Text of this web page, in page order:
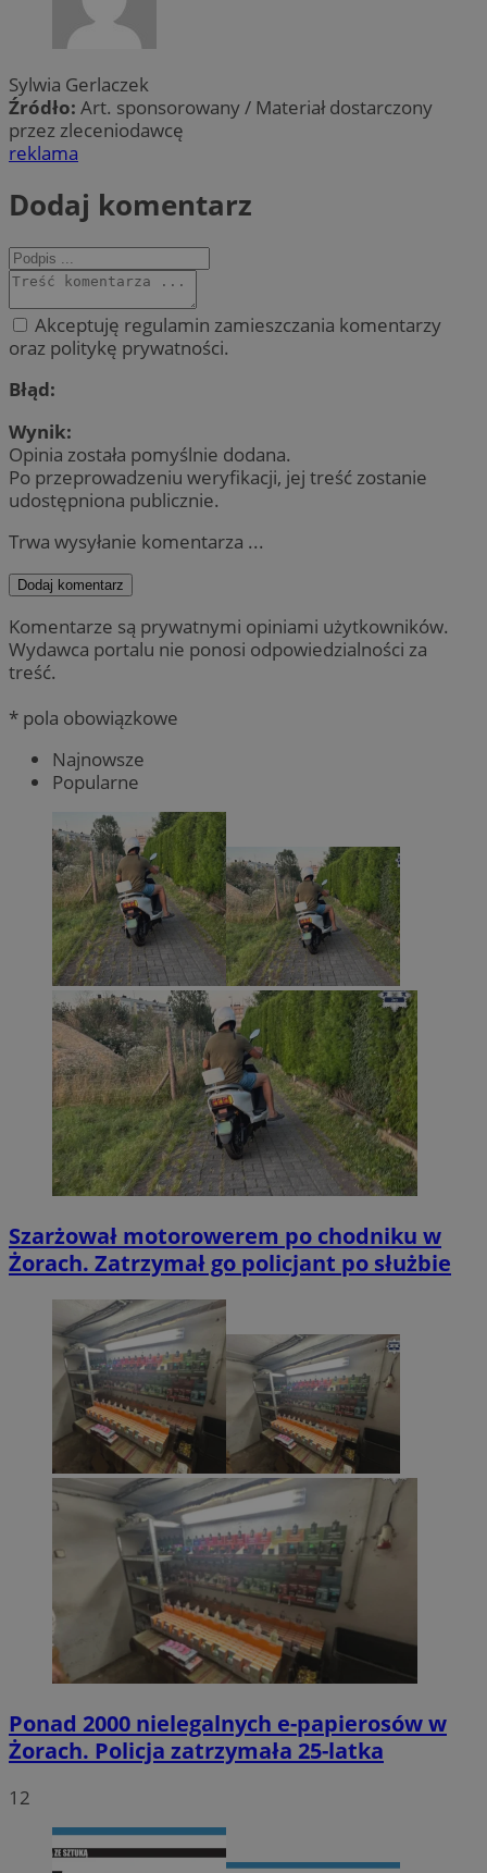
Sylwia Gerlaczek
Źródło: Art. sponsorowany / Materiał dostarczony
przez zleceniodawcę
reklama
Dodaj komentarz
Akceptuję regulamin zamieszczania komentarzy
oraz politykę prywatności.
Błąd:
Wynik:
Opinia została pomyślnie dodana.
Po przeprowadzeniu weryfikacji, jej treść zostanie
udostępniona publicznie.
Trwa wysyłanie komentarza ...
Dodaj komentarz
Komentarze są prywatnymi opiniami użytkowników.
Wydawca portalu nie ponosi odpowiedzialności za
treść.
* pola obowiązkowe
Najnowsze
Popularne
Szarżował motorowerem po chodniku w
Żorach. Zatrzymał go policjant po służbie
Ponad 2000 nielegalnych e-papierosów w
Żorach. Policja zatrzymała 25-latka
12